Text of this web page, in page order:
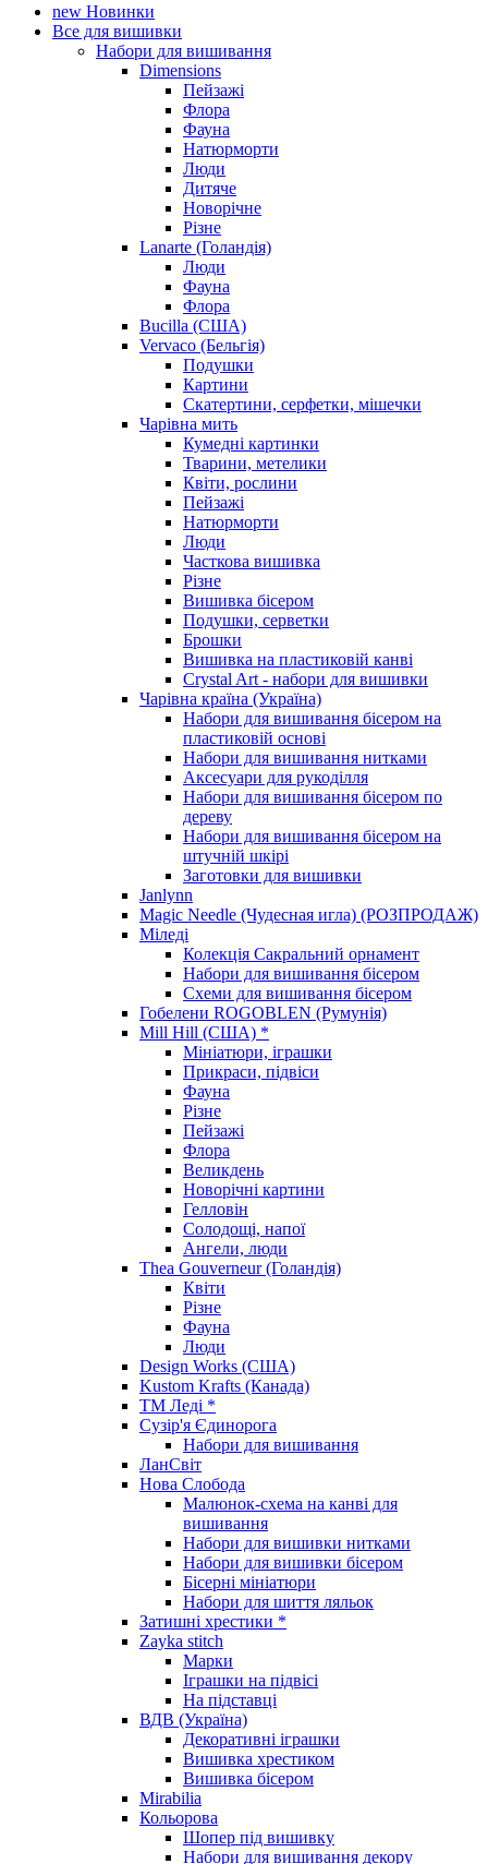
new Новинки
Все для вишивки
Набори для вишивання
Dimensions
Пейзажі
Флора
Фауна
Натюрморти
Люди
Дитяче
Новорічне
Різне
Lanarte (Голандія)
Люди
Фауна
Флора
Bucilla (США)
Vervaco (Бельгія)
Подушки
Картини
Скатертини, серфетки, мішечки
Чарiвна мить
Кумедні картинки
Тварини, метелики
Квіти, рослини
Пейзажі
Натюрморти
Люди
Часткова вишивка
Різне
Вишивка бісером
Подушки, серветки
Брошки
Вишивка на пластиковій канві
Crystal Art - набори для вишивки
Чарівна країна (Україна)
Набори для вишивання бісером на
пластиковій основі
Набори для вишивання нитками
Аксесуари для рукоділля
Набори для вишивання бісером по
дереву
Набори для вишивання бісером на
штучній шкірі
Заготовки для вишивки
Janlynn
Magic Needle (Чудесная игла) (РОЗПРОДАЖ)
Міледі
Колекція Сакральний орнамент
Набори для вишивання бісером
Схеми для вишивання бісером
Гобелени ROGOBLEN (Румунія)
Mill Hill (США) *
Мініатюри, іграшки
Прикраси, підвіси
Фауна
Різне
Пейзажі
Флора
Великдень
Новорічні картини
Гелловін
Солодощі, напої
Ангели, люди
Thea Gouverneur (Голандія)
Квіти
Різне
Фауна
Люди
Design Works (США)
Kustom Krafts (Канада)
ТМ Леді *
Сузір'я Єдинорога
Набори для вишивання
ЛанСвіт
Нова Слобода
Малюнок-схема на канві для
вишивання
Набори для вишивки нитками
Набори для вишивки бісером
Бісерні мініатюри
Набори для шиття ляльок
Затишні хрестики *
Zayka stitch
Марки
Іграшки на підвісі
На підставці
ВДВ (Україна)
Декоративні іграшки
Вишивка хрестиком
Вишивка бісером
Mirabilia
Кольорова
Шопер під вишивку
Набори для вишивання декору